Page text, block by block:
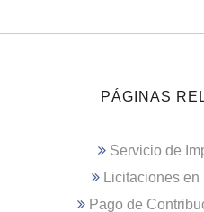
PÁGINAS
Servicio de
Licitaciones
Pago de